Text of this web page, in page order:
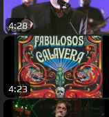
4:28
4:23